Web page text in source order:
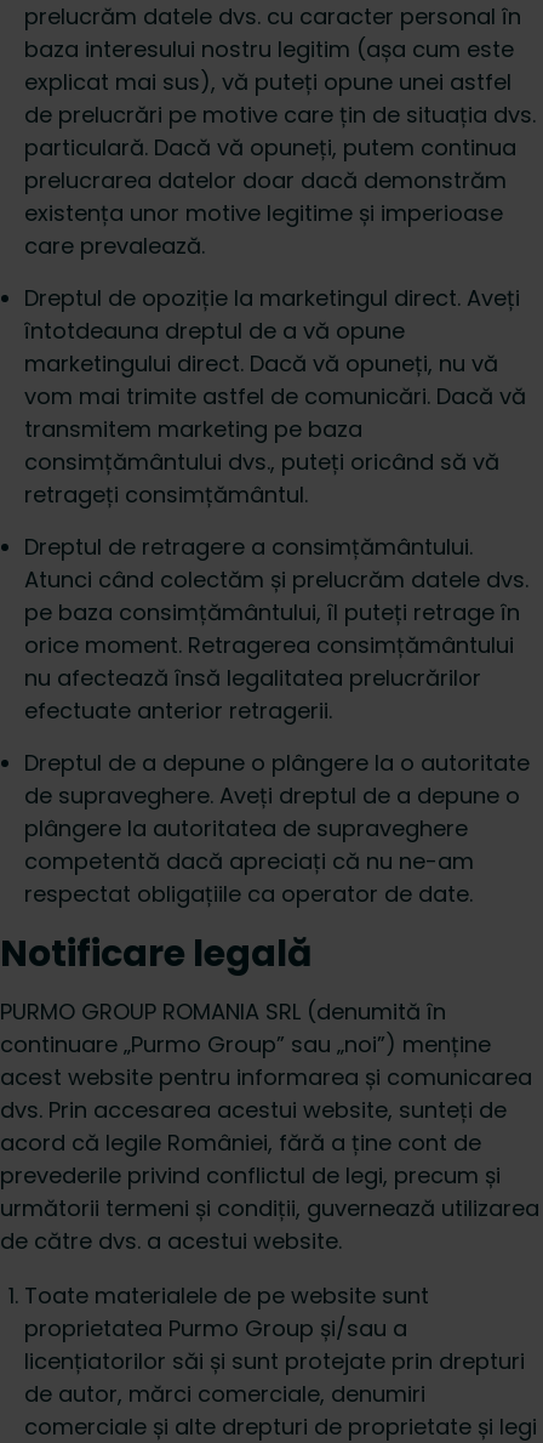
prelucrăm datele dvs. cu caracter personal în
baza interesului nostru legitim (așa cum este
explicat mai sus), vă puteți opune unei astfel
de prelucrări pe motive care țin de situația dvs.
particulară. Dacă vă opuneți, putem continua
prelucrarea datelor doar dacă demonstrăm
existența unor motive legitime și imperioase
care prevalează.
Dreptul de opoziție la marketingul direct. Aveți
întotdeauna dreptul de a vă opune
marketingului direct. Dacă vă opuneți, nu vă
vom mai trimite astfel de comunicări. Dacă vă
transmitem marketing pe baza
consimțământului dvs., puteți oricând să vă
retrageți consimțământul.
Dreptul de retragere a consimțământului.
Atunci când colectăm și prelucrăm datele dvs.
pe baza consimțământului, îl puteți retrage în
orice moment. Retragerea consimțământului
nu afectează însă legalitatea prelucrărilor
efectuate anterior retragerii.
Dreptul de a depune o plângere la o autoritate
de supraveghere. Aveți dreptul de a depune o
plângere la autoritatea de supraveghere
competentă dacă apreciați că nu ne-am
respectat obligațiile ca operator de date.
Notificare legală
PURMO GROUP ROMANIA SRL (denumită în
continuare „Purmo Group” sau „noi”) menține
acest website pentru informarea și comunicarea
dvs. Prin accesarea acestui website, sunteți de
acord că legile României, fără a ține cont de
prevederile privind conflictul de legi, precum și
următorii termeni și condiții, guvernează utilizarea
de către dvs. a acestui website.
Toate materialele de pe website sunt
proprietatea Purmo Group și/sau a
licențiatorilor săi și sunt protejate prin drepturi
de autor, mărci comerciale, denumiri
comerciale și alte drepturi de proprietate și legi